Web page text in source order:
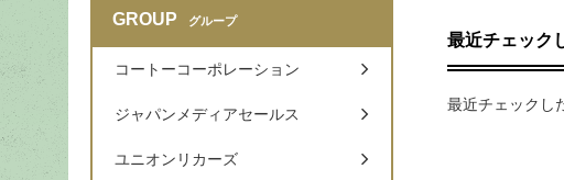
最近チェック
最近チェックし
GROUP グループ
コートーコーポレーション
ジャパンメディアセールス
ユニオンリカーズ